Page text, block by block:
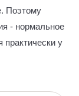
Поэтому
- нормальное
практически у